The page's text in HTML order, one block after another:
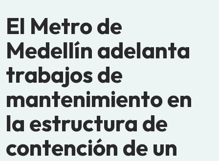
El Metro de
Medellín adelanta
trabajos de
mantenimiento en
la estructura de
contención de un